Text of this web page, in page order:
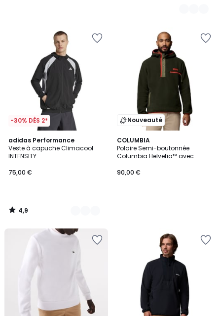
-30% DÈS 2*
adidas Performance
Veste à capuche Climacool
INTENSITY
75,00 €
4,9
/ 5
2
Couleurs
4,9
/
Nouveauté
COLUMBIA
Polaire Semi-boutonnée
Columbia Helvetia™ avec
90,00 €